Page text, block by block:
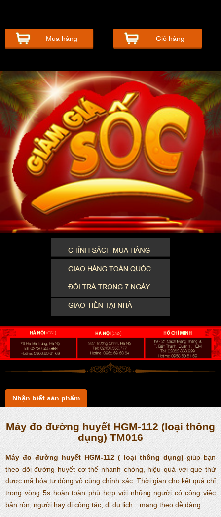
Mua hàng Giỏ hàng
Nhận biết sản phẩm
Máy đo đường huyết HGM-112 (loại thông
dụng) TM016
Máy đo đường huyết HGM-112 ( loại thông dụng) giúp bạn
theo dõi đường huyết cơ thể nhanh chóng, hiệu quả với que thử
được mã hóa tự động vô cùng chính xác. Thời gian cho kết quả chỉ
trong vòng 5s hoàn toàn phù hợp với những người có công việc
bận rộn, người hay đi công tác, đi du lịch…mang theo dễ dàng.